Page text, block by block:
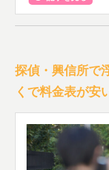
探偵・興信所で
くで料金表が安